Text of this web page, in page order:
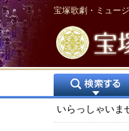
宝塚歌劇・ミュー
いらっしゃい